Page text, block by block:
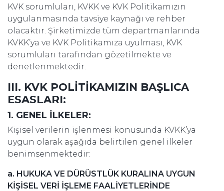
KVK sorumluları, KVKK ve KVK Politikamızın
uygulanmasında tavsiye kaynağı ve rehber
olacaktır. Şirketimizde tüm departmanlarında
KVKK’ya ve KVK Politikamıza uyulması, KVK
sorumluları tarafından gözetilmekte ve
denetlenmektedir.
III. KVK POLİTİKAMIZIN BAŞLICA
ESASLARI:
1. GENEL İLKELER:
Kişisel verilerin işlenmesi konusunda KVKK’ya
uygun olarak aşağıda belirtilen genel ilkeler
benimsenmektedir:
a. HUKUKA VE DÜRÜSTLÜK KURALINA UYGUN
KİŞİSEL VERİ İŞLEME FAALİYETLERİNDE